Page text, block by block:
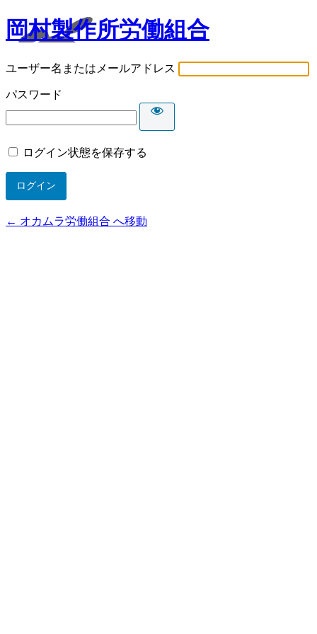
岡村製作所労働組合
ユーザー名またはメールアドレス
パスワード
ログイン状態を保存する
← オカムラ労働組合 へ移動